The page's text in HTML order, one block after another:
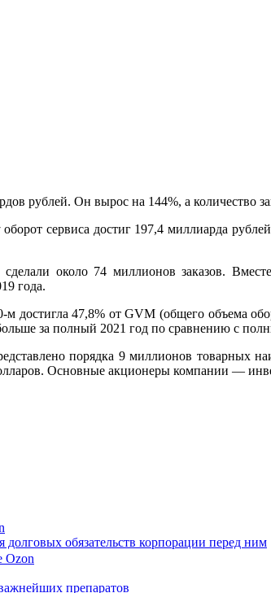
рублей. Он вырос на 144%, а количество
сервиса достиг 197,4 миллиарда
около 74 миллионов заказов.
года.
достигла 47,8% от GVM (общего объема
за полный 2021 год по сравнению с
порядка 9 миллионов товарных
Основные акционеры компании —
обязательств корпорации перед ним
препаратов